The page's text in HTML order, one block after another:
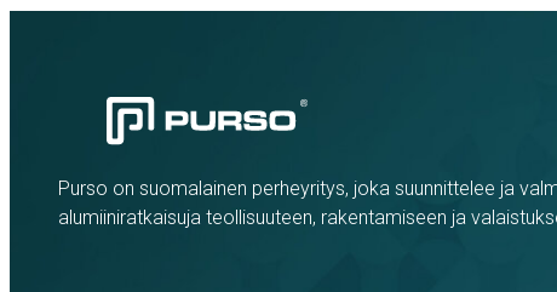
Purso on suomalainen perheyritys, joka suunnittelee ja
alumiiniratkaisuja teollisuuteen, rakentamiseen ja